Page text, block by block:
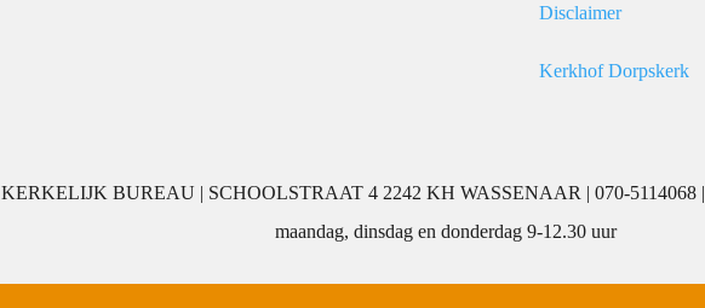
Disclaimer
Kerkhof Dorpskerk
KERKELIJK BUREAU | SCHOOLSTRAAT 4 2242 KH WASSENAAR | 070-5114068 |
maandag, dinsdag en donderdag 9-12.30 uur